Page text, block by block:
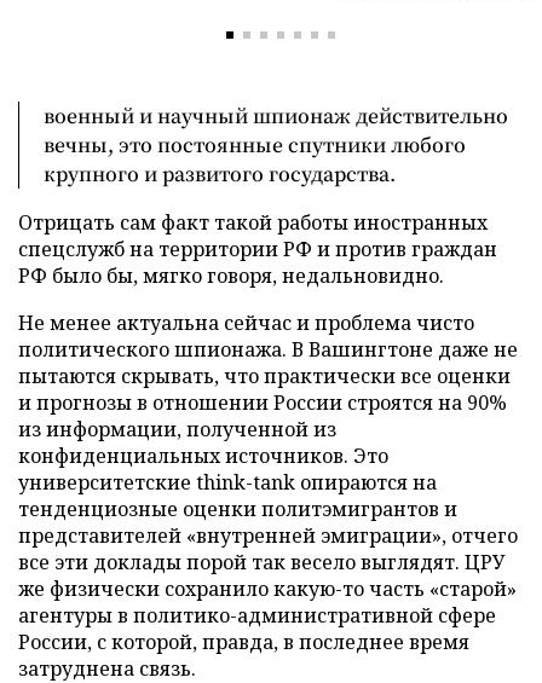
военный и научный шпионаж действительно
вечны, это постоянные спутники любого
крупного и развитого государства.
Отрицать сам факт такой работы иностранных
спецслужб на территории РФ и против граждан
РФ было бы, мягко говоря, недальновидно.
Не менее актуальна сейчас и проблема чисто
политического шпионажа. В Вашингтоне даже не
пытаются скрывать, что практически все оценки
и прогнозы в отношении России строятся на 90%
из информации, полученной из
конфиденциальных источников. Это
университетские think-tank опираются на
тенденциозные оценки политэмигрантов и
представителей «внутренней эмиграции», отчего
все эти доклады порой так весело выглядят. ЦРУ
же физически сохранило какую-то часть «старой»
агентуры в политико-административной сфере
России, с которой, правда, в последнее время
затруднена связь.